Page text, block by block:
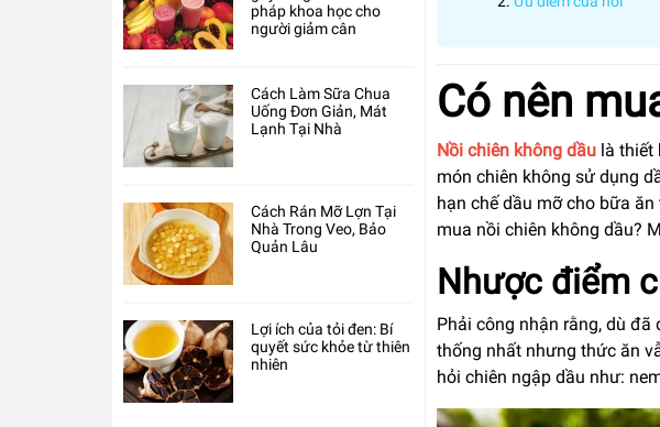
pháp khoa học cho
người giảm cân
Cách Làm Sữa Chua
Uống Đơn Giản, Mát
Lạnh Tại Nhà
Cách Rán Mỡ Lợn Tại
Nhà Trong Veo, Bảo
Quản Lâu
Lợi ích của tỏi đen: Bí
quyết sức khỏe từ thiên
nhiên
Có nên
Nồi chiên không dầu là thiết
món chiên không sử dụng
hạn chế dầu mỡ cho bữa
mua nồi chiên không dầu?
Nhược điểm
Phải công nhận rằng, dù
thống nhất nhưng thức ăn
hỏi chiên ngập dầu như: